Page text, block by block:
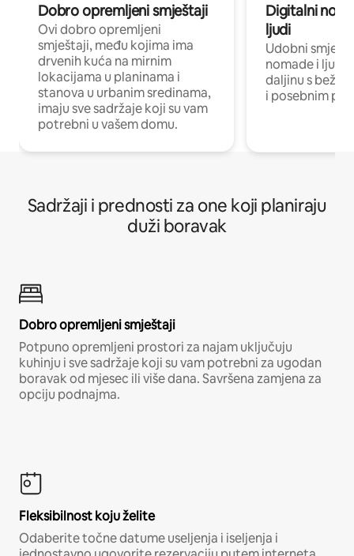
Dobro opremljeni smještaji
Ovi dobro opremljeni
smještaji, među kojima ima
drvenih kuća na mirnim
lokacijama u planinama i
stanova u urbanim sredinama,
imaju sve sadržaje koji su vam
potrebni u vašem domu.
Digitalni
ljudi
Udobni
nomade i ljude
daljinu s
i posebnim
Sadržaji i prednosti za one koji planiraju
duži boravak
Dobro opremljeni smještaji
Potpuno opremljeni prostori za najam uključuju
kuhinju i sve sadržaje koji su vam potrebni za ugodan
boravak od mjesec ili više dana. Savršena zamjena za
opciju podnajma.
Fleksibilnost koju želite
Odaberite točne datume useljenja i iseljenja i